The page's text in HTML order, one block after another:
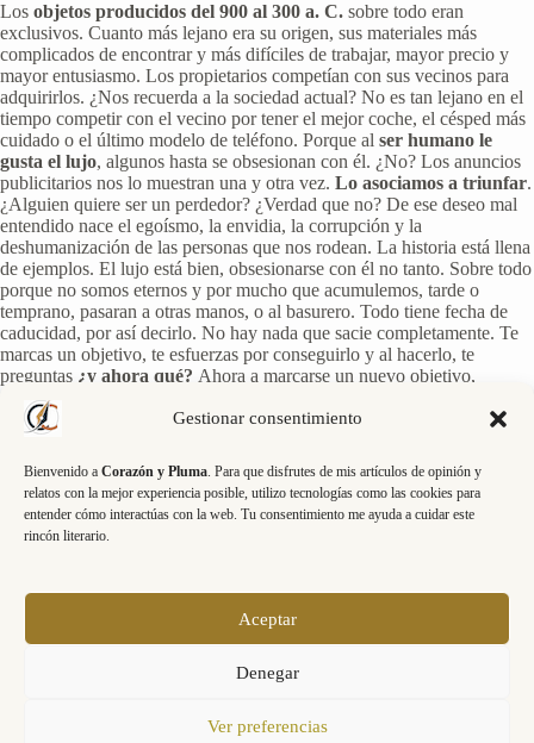
Gestionar consentimiento
Bienvenido a Corazón y Pluma. Para que disfrutes de mis artículos de opinión y
relatos con la mejor experiencia posible, utilizo tecnologías como las cookies para
entender cómo interactúas con la web. Tu consentimiento me ayuda a cuidar este
rincón literario.
Aceptar
Denegar
Ver preferencias
Los objetos producidos del 900 al 300 a. C. sobre todo eran
exclusivos. Cuanto más lejano era su origen, sus materiales más
complicados de encontrar y más difíciles de trabajar, mayor precio y
mayor entusiasmo. Los propietarios competían con sus vecinos para
adquirirlos. ¿Nos recuerda a la sociedad actual? No es tan lejano en el
tiempo competir con el vecino por tener el mejor coche, el césped más
cuidado o el último modelo de teléfono. Porque al ser humano le
gusta el lujo, algunos hasta se obsesionan con él. ¿No? Los anuncios
publicitarios nos lo muestran una y otra vez. Lo asociamos a triunfar.
¿Alguien quiere ser un perdedor? ¿Verdad que no? De ese deseo mal
entendido nace el egoísmo, la envidia, la corrupción y la
deshumanización de las personas que nos rodean. La historia está llena
de ejemplos. El lujo está bien, obsesionarse con él no tanto. Sobre todo
porque no somos eternos y por mucho que acumulemos, tarde o
temprano, pasaran a otras manos, o al basurero. Todo tiene fecha de
caducidad, por así decirlo. No hay nada que sacie completamente. Te
marcas un objetivo, te esfuerzas por conseguirlo y al hacerlo, te
preguntas ¿y ahora qué? Ahora a marcarse un nuevo objetivo,
abandonar el anterior, que ya no importa tanto. Una carrera sin fin
hasta la insatisfacción. Nada permanece.
No sabemos los nombres de las personas que crearon los objetos, o los
disfrutaron. Hace mucho tiempo que dejaron de caminar por la tierra.
Sus sueños e ilusiones se esfumaron con sus preocupaciones y sus
errores. Solo han permanecido los objetos que utilizaban y que
con los que están trabajados, o los materiales que los componen. Otros
estarán deseando salir hacia otra cosa, porque todo eso está lejos de su
interés.Cada uno interpretamos la realidad según nuestras
ver y que invita, al menos a mi, a reflexionar sobre ella.